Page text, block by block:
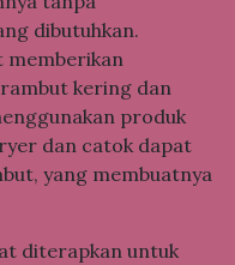
dibutuhkan.
memberikan
kering dan
produk
dan catok dapat
yang membuatnya
diterapkan untuk